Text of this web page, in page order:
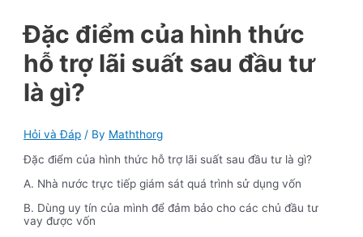
Đặc điểm của hình thức
hỗ trợ lãi suất sau đầu tư
là gì?
Hỏi và Đáp / By Maththorg
Đặc điểm của hình thức hỗ trợ lãi suất sau đầu tư là gì?
A. Nhà nước trực tiếp giám sát quá trình sử dụng vốn
B. Dùng uy tín của mình để đảm bảo cho các chủ đầu tư
vay được vốn